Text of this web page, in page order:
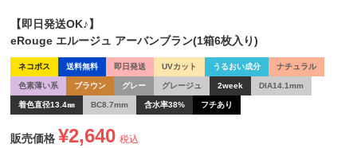
【即日発送OK♪】
eRouge エルージュ アーバンブラン(1箱6枚入り)
ネコポス 送料無料 即日発送 UVカット うるおい成分 ナチュラル
色素薄い系 ブラウン グレー グレージュ 2week DIA14.1mm
着色直径13.4㎜ BC8.7mm 含水率38% フチあり
販売価格 ¥2,640 税込